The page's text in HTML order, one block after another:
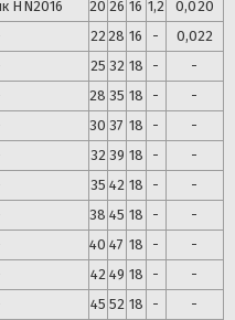
HN2016 20 26 16 1,2
0,020
2228 16 -
0,022
25 32 18 -
-
28 35 18 -
-
30 37 18 -
-
32 39 18 -
-
35 42 18 -
-
38 45 18 -
-
40 47 18 -
-
42 49 18 -
-
45 52 18 -
-